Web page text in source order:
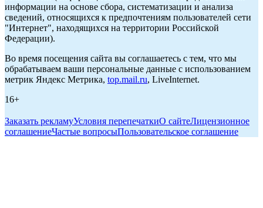
информации на основе сбора, систематизации и анализа
сведений, относящихся к предпочтениям пользователей сети
"Интернет", находящихся на территории Российской
Федерации).
Во время посещения сайта вы соглашаетесь с тем, что мы
обрабатываем ваши персональные данные с использованием
метрик Яндекс Метрика, top.mail.ru, LiveInternet.
16+
Заказать рекламуУсловия перепечаткиО сайтеЛицензионное
соглашениеЧастые вопросыПользовательское соглашение